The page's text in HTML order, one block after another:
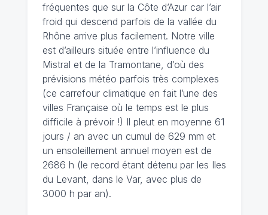
fréquentes que sur la Côte d’Azur car l’air
froid qui descend parfois de la vallée du
Rhône arrive plus facilement. Notre ville
est d’ailleurs située entre l’influence du
Mistral et de la Tramontane, d’où des
prévisions météo parfois très complexes
(ce carrefour climatique en fait l’une des
villes Française où le temps est le plus
difficile à prévoir !) Il pleut en moyenne 61
jours / an avec un cumul de 629 mm et
un ensoleillement annuel moyen est de
2686 h (le record étant détenu par les Iles
du Levant, dans le Var, avec plus de
3000 h par an).